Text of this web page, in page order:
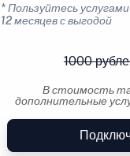
* Пользуйтесь услугами
12 месяцев с выгодой
1000
В стоимость
дополнительные